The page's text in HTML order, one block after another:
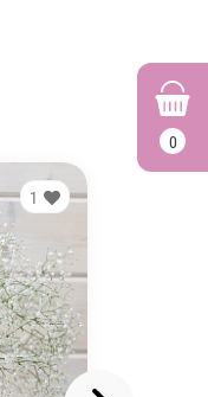
0
1